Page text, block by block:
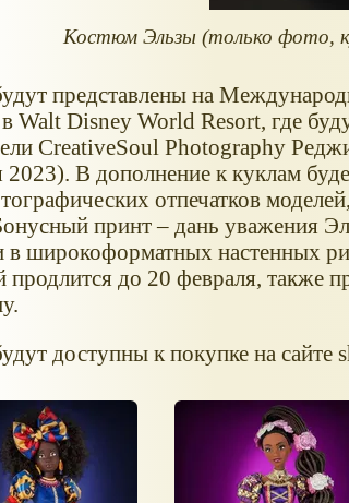
Костюм Эльзы (только фото,
представлены на
Walt Disney World Resort, где
CreativeSoul Photography
2023). В дополнение к куклам
отпечатков
принт – дань уважения
в широкоформатных настенных
продлится до 20 февраля, также
доступны к покупке на сайте